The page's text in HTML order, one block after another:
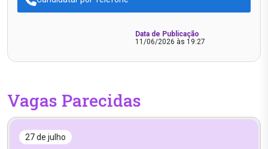
Data de Publicação
11/06/2026 às 19:27
Vagas Parecidas
27 de julho